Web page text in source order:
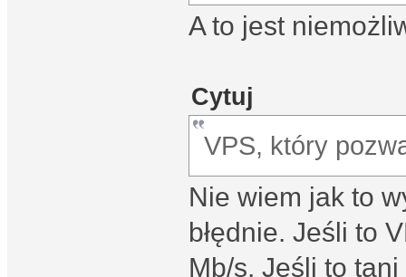
A to jest
Cytuj
VPS, który
Nie wiem jak to
błędnie. Jeśli to
Mb/s. Jeśli to tani